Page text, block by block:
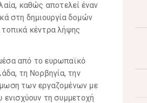
καθώς αποτελεί έναν
στη δημιουργία δομών
κέντρα λήψης
από το ευρωπαϊκό
τη Νορβηγία, την
των εργαζομένων με
ενισχύουν τη συμμετοχή